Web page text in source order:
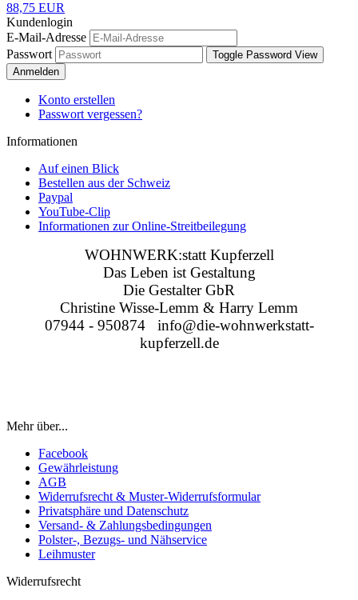
88,75 EUR
Kundenlogin
E-Mail-Adresse
Passwort
Toggle Password View
Anmelden
Konto erstellen
Passwort vergessen?
Informationen
Auf einen Blick
Bestellen aus der Schweiz
Paypal
YouTube-Clip
Informationen zur Online-Streitbeilegung
WOHNWERK:statt Kupferzell
Das Leben ist Gestaltung
Die Gestalter GbR
Christine Wisse-Lemm & Harry Lemm
07944 - 950874 info@die-wohnwerkstatt-
kupferzell.de
Mehr über...
Facebook
Gewährleistung
AGB
Widerrufsrecht & Muster-Widerrufsformular
Privatsphäre und Datenschutz
Versand- & Zahlungsbedingungen
Polster-, Bezugs- und Nähservice
Leihmuster
Widerrufsrecht